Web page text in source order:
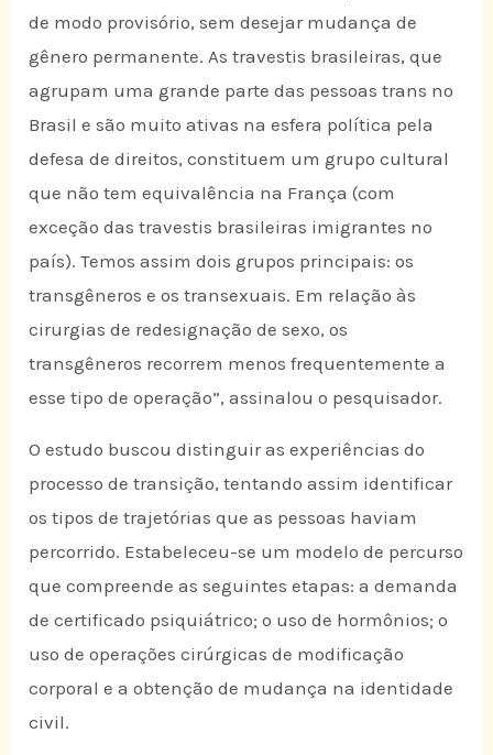
de modo provisório, sem desejar mudança de
gênero permanente. As travestis brasileiras, que
agrupam uma grande parte das pessoas trans no
Brasil e são muito ativas na esfera política pela
defesa de direitos, constituem um grupo cultural
que não tem equivalência na França (com
exceção das travestis brasileiras imigrantes no
país). Temos assim dois grupos principais: os
transgêneros e os transexuais. Em relação às
cirurgias de redesignação de sexo, os
transgêneros recorrem menos frequentemente a
esse tipo de operação”, assinalou o pesquisador.
O estudo buscou distinguir as experiências do
processo de transição, tentando assim identificar
os tipos de trajetórias que as pessoas haviam
percorrido. Estabeleceu-se um modelo de percurso
que compreende as seguintes etapas: a demanda
de certificado psiquiátrico; o uso de hormônios; o
uso de operações cirúrgicas de modificação
corporal e a obtenção de mudança na identidade
civil.